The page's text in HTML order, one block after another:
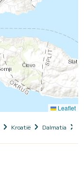
Leaflet
Kroatië Dalmatia